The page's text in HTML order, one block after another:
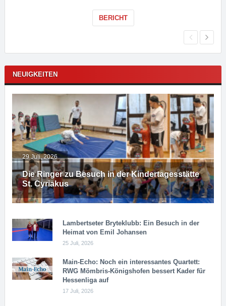
BERICHT
NEUIGKEITEN
Die Ringer zu Besuch in der Kindertagesstätte
St. Cyriakus
29 Juli, 2026
Lambertseter Bryteklubb: Ein Besuch in der
Heimat von Emil Johansen
25 Juli, 2026
Main-Echo: Noch ein in­ter­es­san­tes Quar­tett:
RWG Möm­b­ris-Kö­n­igs­ho­fen bessert Kader für
Hessenliga auf
17 Juli, 2026